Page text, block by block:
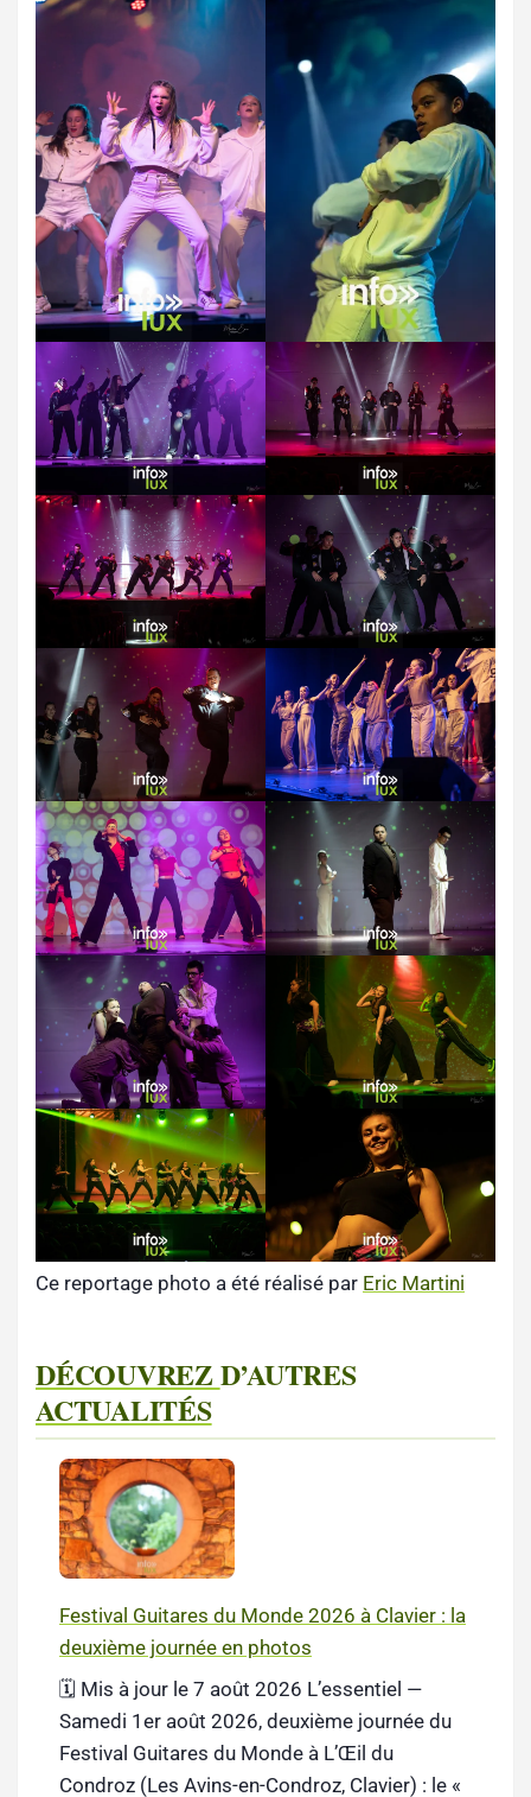
Ce reportage photo a été réalisé par Eric Martini
DÉCOUVREZD’AUTRES
ACTUALITÉS
Festival Guitares du Monde 2026 à Clavier : la
deuxième journée en photos
🗓️ Mis à jour le 7 août 2026 L’essentiel —
Samedi 1er août 2026, deuxième journée du
Festival Guitares du Monde à L’Œil du
Condroz (Les Avins-en-Condroz, Clavier) : le «